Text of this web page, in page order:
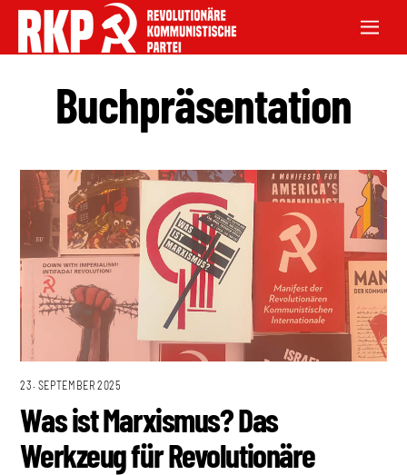
Buchpräsentation
23. SEPTEMBER 2025
Was ist Marxismus? Das
Werkzeug für Revolutionäre